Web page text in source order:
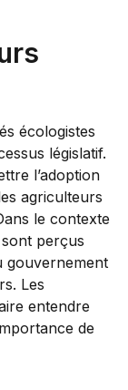
écologistes
législatif.
l’adoption
agriculteurs
le contexte
perçus
gouvernement
Les
entendre
de